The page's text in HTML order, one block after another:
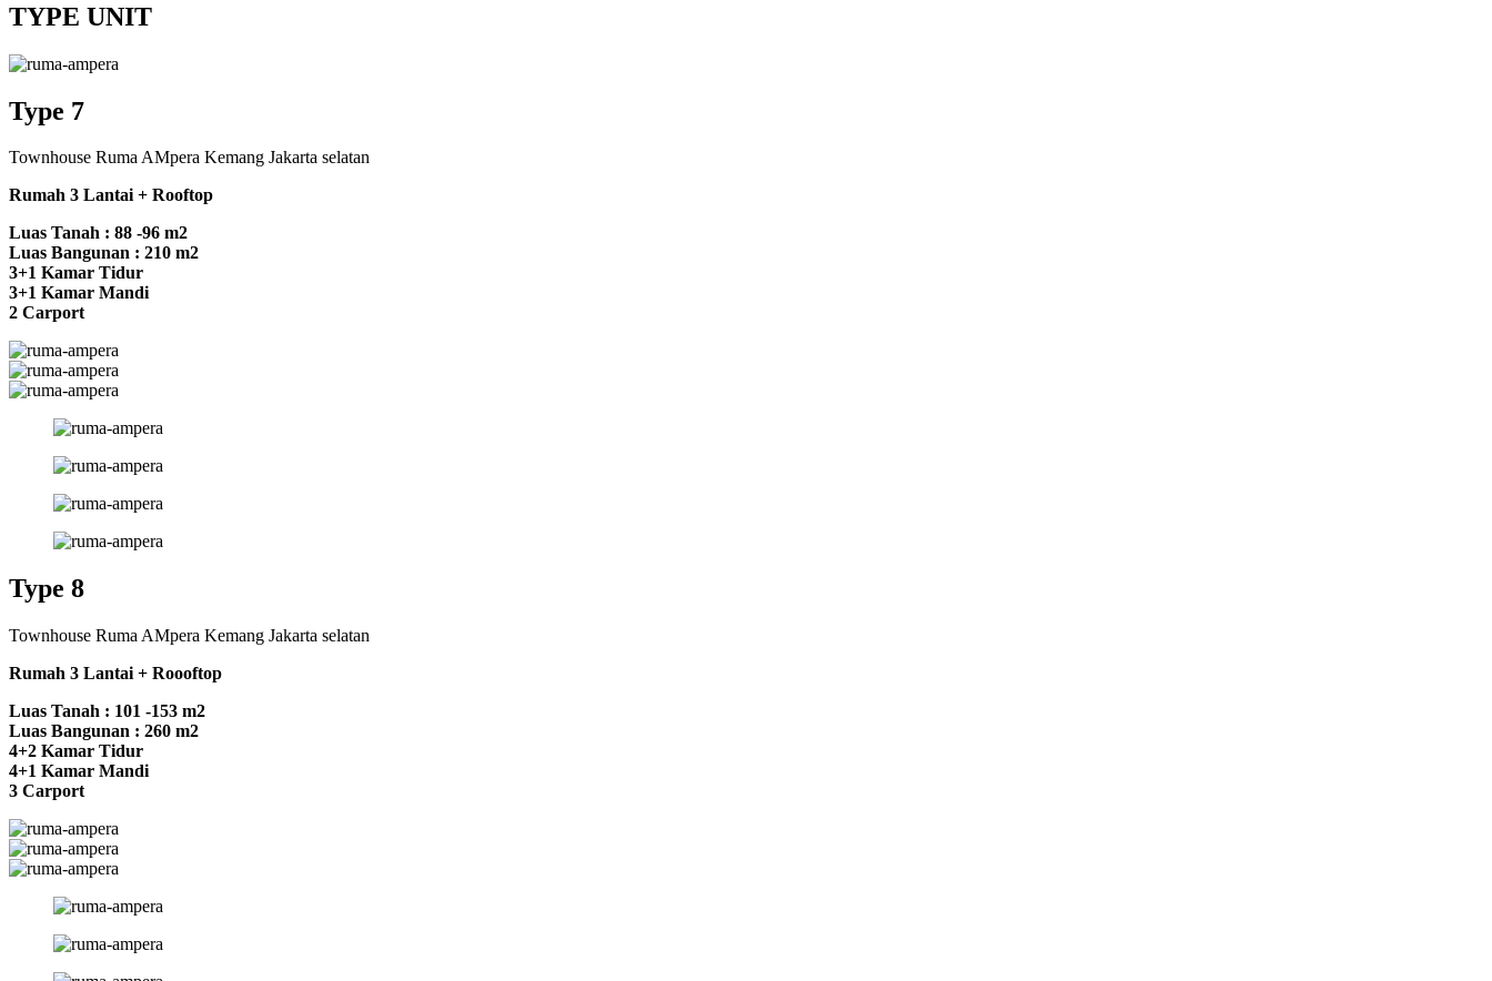
TYPE UNIT
Type 7
Townhouse Ruma AMpera Kemang Jakarta selatan
Rumah 3 Lantai + Rooftop
Luas Tanah : 88 -96 m2
Luas Bangunan : 210 m2
3+1 Kamar Tidur
3+1 Kamar Mandi
2 Carport
Type 8
Townhouse Ruma AMpera Kemang Jakarta selatan
Rumah 3 Lantai + Roooftop
Luas Tanah : 101 -153 m2
Luas Bangunan : 260 m2
4+2 Kamar Tidur
4+1 Kamar Mandi
3 Carport